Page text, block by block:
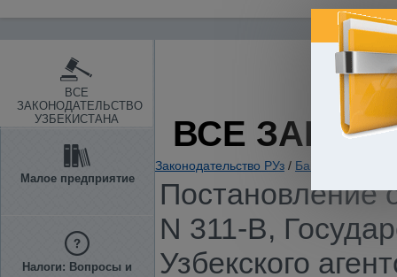
ВСЕ
ЗАКОНОДАТЕЛЬСТВО
УЗБЕКИСТАНА
Малое предприятие
Налоги: Вопросы и
ВСЕ
Законодательство РУз / Банки.
Постановление
N 311-В,
Узбекского